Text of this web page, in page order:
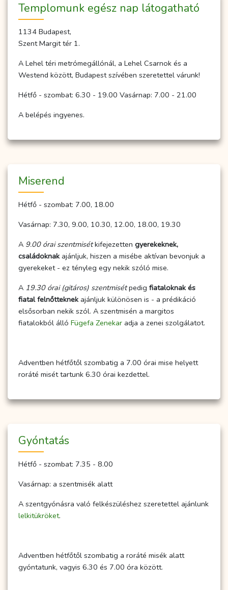
Temp­­lo­­munk egész nap lá­to­gat­ha­tó
1134 Budapest,
Szent Margit tér 1.
A Lehel téri metrómegállónál, a Lehel Csarnok és a
Westend között, Budapest szívében szeretettel várunk!
Hétfő - szombat: 6.30 - 19.00 Vasárnap: 7.00 - 21.00
A belépés ingyenes.
Miserend
Hétfő - szombat: 7.00, 18.00
Vasárnap: 7.30, 9.00, 10.30, 12.00, 18.00, 19.30
A 9.00 órai szentmisétkifejezetten gyerekeknek,
családoknak ajánljuk, hiszen a misébe aktívan bevonjuk a
gyerekeket - ez tényleg egy nekik szóló mise.
A 19.30 órai (gitáros) szentmisétpedig fiataloknak és
fiatal felnőtteknek ajánljuk különösen is - a prédikáció
elsősorban nekik szól. A szentmisén a margitos
fiatalokból álló Fügefa Zenekar adja a zenei szolgálatot.
Adventben hétfőtől szombatig a 7.00 órai mise helyett
roráté misét tartunk 6.30 órai kezdettel.
Gyóntatás
Hétfő - szombat: 7.35 - 8.00
Vasárnap: a szentmisék alatt
A szentgyónásra való felkészüléshez szeretettel ajánlunk
lelkitükröket.
Adventben hétfőtől szombatig a roráté misék alatt
gyóntatunk, vagyis 6.30 és 7.00 óra között.